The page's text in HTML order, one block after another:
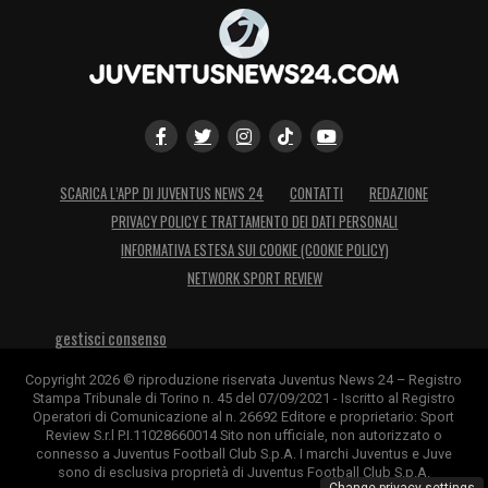
SCARICA L’APP DI JUVENTUS NEWS 24 CONTATTI
REDAZIONE
PRIVACY POLICY E TRATTAMENTO DEI DATI PERSONALI
INFORMATIVA ESTESA SUI COOKIE (COOKIE POLICY)
NETWORK SPORT REVIEW
gestisci consenso
Copyright 2026 © riproduzione riservata Juventus News 24 – Registro
Stampa Tribunale di Torino n. 45 del 07/09/2021 - Iscritto al Registro
Operatori di Comunicazione al n. 26692 Editore e proprietario: Sport
Review S.r.l P.I.11028660014 Sito non ufficiale, non autorizzato o
connesso a Juventus Football Club S.p.A. I marchi Juventus e Juve
sono di esclusiva proprietà di Juventus Football Club S.p.A.